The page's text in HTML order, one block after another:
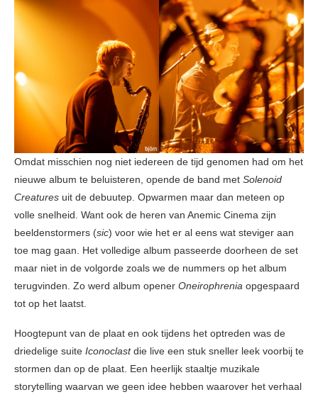
Omdat misschien nog niet iedereen de tijd genomen had om het
nieuwe album te beluisteren, opende de band met Solenoid
Creatures uit de debuutep. Opwarmen maar dan meteen op
volle snelheid. Want ook de heren van Anemic Cinema zijn
beeldenstormers (sic) voor wie het er al eens wat steviger aan
toe mag gaan. Het volledige album passeerde doorheen de set
maar niet in de volgorde zoals we de nummers op het album
terugvinden. Zo werd album opener Oneirophrenia opgespaard
tot op het laatst.
Hoogtepunt van de plaat en ook tijdens het optreden was de
driedelige suite Iconoclastdie live een stuk sneller leek voorbij te
stormen dan op de plaat. Een heerlijk staaltje muzikale
storytelling waarvan we geen idee hebben waarover het verhaal